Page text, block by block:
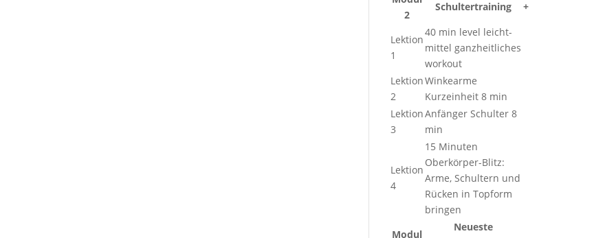
2
Schultertraining +
Lektion
1
40 min level leicht-
mittel ganzheitliches
workout
Lektion
2
Winkearme
Kurzeinheit 8 min
Lektion
3
Anfänger Schulter 8
min
Lektion
4
15 Minuten
Oberkörper-Blitz:
Arme, Schultern und
Rücken in Topform
bringen
Modul
Neueste